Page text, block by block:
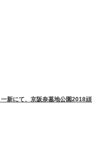
新にて、京阪奈墓地公園2018